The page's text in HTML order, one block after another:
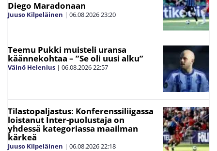
Diego Maradonaan
Juuso Kilpeläinen | 06.08.202623:20
Teemu Pukki muisteli uransa
käännekohtaa – ”Se oli uusi alku”
Väinö Helenius | 06.08.202622:57
Tilastopaljastus: Konferenssiliigassa
loistanut Inter-puolustaja on
yhdessä kategoriassa maailman
kärkeä
Juuso Kilpeläinen | 06.08.202622:18